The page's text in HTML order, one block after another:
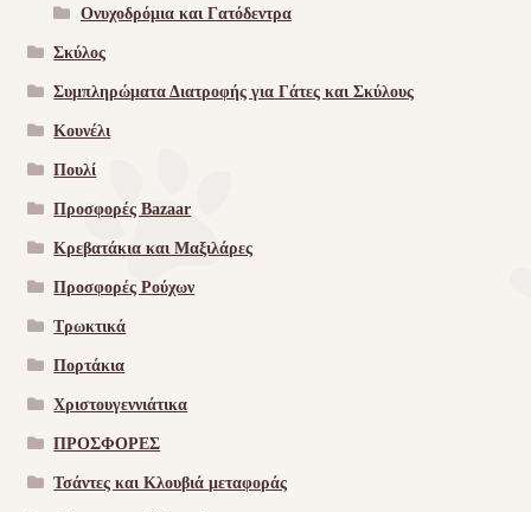
Ονυχοδρόμια και Γατόδεντρα
Σκύλος
Συμπληρώματα Διατροφής για Γάτες και Σκύλους
Κουνέλι
Πουλί
Προσφορές Bazaar
Κρεβατάκια και Μαξιλάρες
Προσφορές Ρούχων
Τρωκτικά
Πορτάκια
Χριστουγεννιάτικα
ΠΡΟΣΦΟΡΕΣ
Τσάντες και Κλουβιά μεταφοράς